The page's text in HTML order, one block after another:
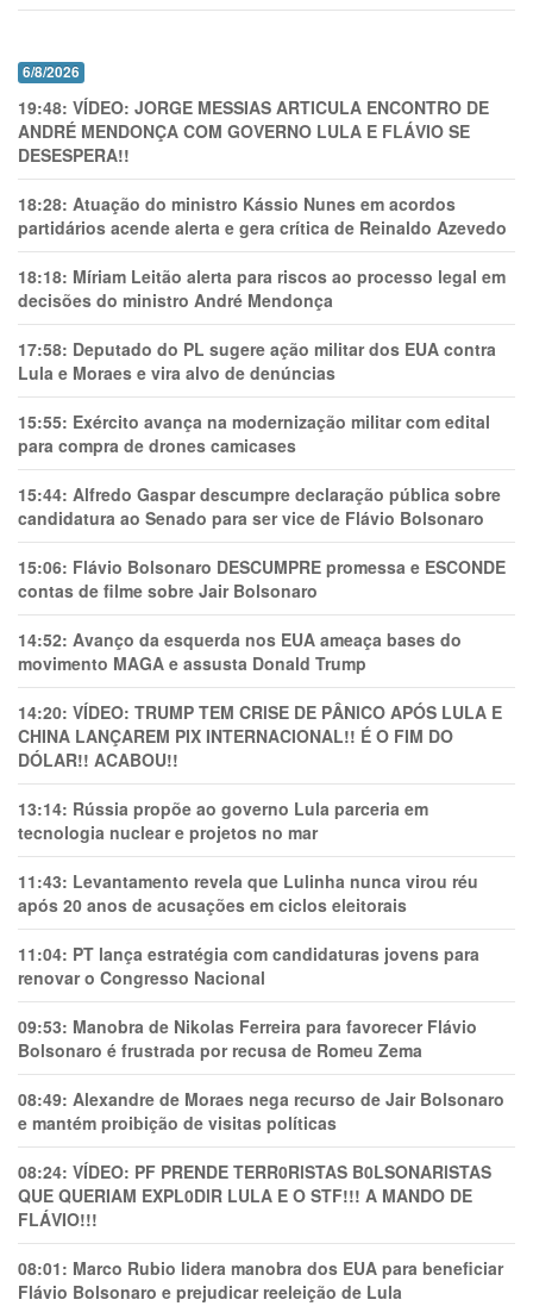
6/8/2026
19:48: VÍDEO: JORGE MESSIAS ARTICULA ENCONTRO DE
ANDRÉ MENDONÇA COM GOVERNO LULA E FLÁVIO SE
DESESPERA!!
18:28: Atuação do ministro Kássio Nunes em acordos
partidários acende alerta e gera crítica de Reinaldo Azevedo
18:18: Míriam Leitão alerta para riscos ao processo legal em
decisões do ministro André Mendonça
17:58: Deputado do PL sugere ação militar dos EUA contra
Lula e Moraes e vira alvo de denúncias
15:55: Exército avança na modernização militar com edital
para compra de drones camicases
15:44: Alfredo Gaspar descumpre declaração pública sobre
candidatura ao Senado para ser vice de Flávio Bolsonaro
15:06: Flávio Bolsonaro DESCUMPRE promessa e ESCONDE
contas de filme sobre Jair Bolsonaro
14:52: Avanço da esquerda nos EUA ameaça bases do
movimento MAGA e assusta Donald Trump
14:20: VÍDEO: TRUMP TEM CRlSE DE PÂNlCO APÓS LULA E
CHINA LANÇAREM PIX INTERNACIONAL!! É O FIM DO
DÓLAR!! ACABOU!!
13:14: Rússia propõe ao governo Lula parceria em
tecnologia nuclear e projetos no mar
11:43: Levantamento revela que Lulinha nunca virou réu
após 20 anos de acusações em ciclos eleitorais
11:04: PT lança estratégia com candidaturas jovens para
renovar o Congresso Nacional
09:53: Manobra de Nikolas Ferreira para favorecer Flávio
Bolsonaro é frustrada por recusa de Romeu Zema
08:49: Alexandre de Moraes nega recurso de Jair Bolsonaro
e mantém proibição de visitas políticas
08:24: VÍDEO: PF PRENDE TERR0RlSTAS B0LSONARlSTAS
QUE QUERIAM EXPL0DlR LULA E O STF!!! A MANDO DE
FLÁVIO!!!
08:01: Marco Rubio lidera manobra dos EUA para beneficiar
Flávio Bolsonaro e prejudicar reeleição de Lula